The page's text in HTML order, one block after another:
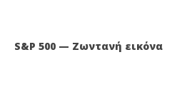
S&P 500 — Ζωντανή εικόνα